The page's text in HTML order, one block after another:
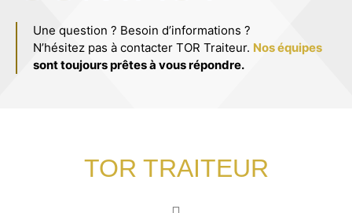
Une question ? Besoin d’informations ?
N’hésitez pas à contacter TOR Traiteur. Nos équipes
sont toujours prêtes à vous répondre.
TOR TRAITEUR